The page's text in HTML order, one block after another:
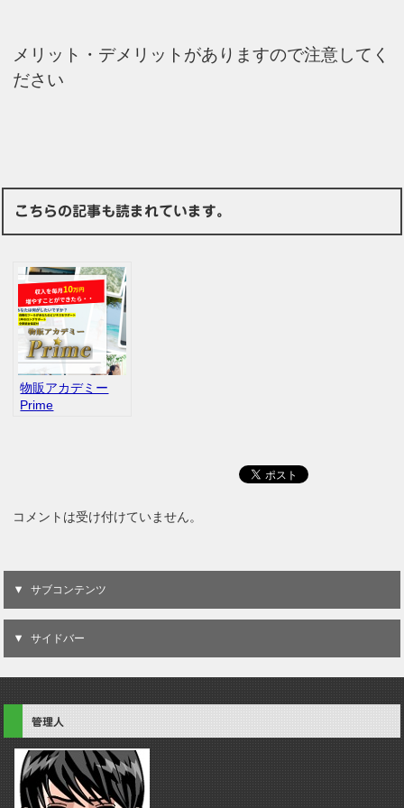
メリット・デメリットがありますので注意してく
ださい
こちらの記事も読まれています。
物販アカデミー
Prime
コメントは受け付けていません。
サブコンテンツ
サイドバー
管理人